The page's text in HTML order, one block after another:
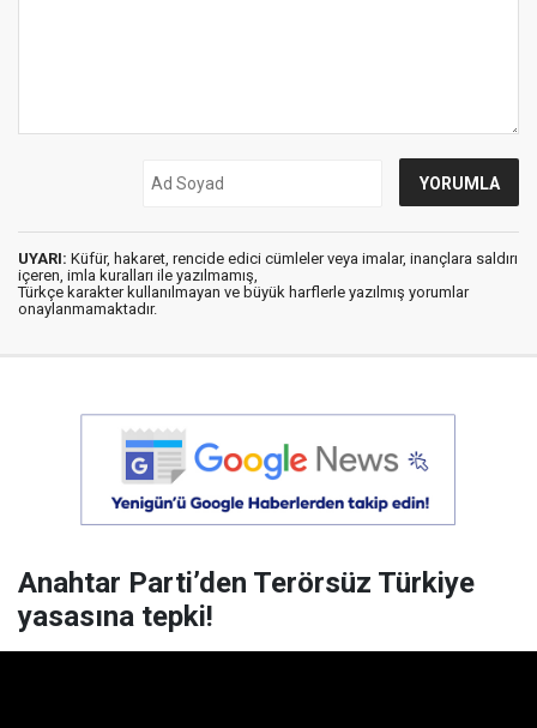
UYARI: Küfür, hakaret, rencide edici cümleler veya imalar, inançlara saldırı
içeren, imla kuralları ile yazılmamış,
Türkçe karakter kullanılmayan ve büyük harflerle yazılmış yorumlar
onaylanmamaktadır.
Anahtar Parti’den Terörsüz Türkiye
yasasına tepki!